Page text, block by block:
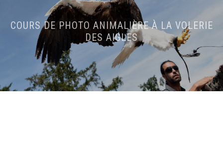
COURS DE PHOTO ANIMALIÈRE À LA VOLERIE
DES AIGLES